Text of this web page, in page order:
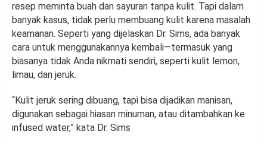
resep meminta buah dan sayuran tanpa kulit. Tapi dalam
banyak kasus, tidak perlu membuang kulit karena masalah
keamanan. Seperti yang dijelaskan Dr. Sims, ada banyak
cara untuk menggunakannya kembali—termasuk yang
biasanya tidak Anda nikmati sendiri, seperti kulit lemon,
limau, dan jeruk.
“Kulit jeruk sering dibuang, tapi bisa dijadikan manisan,
digunakan sebagai hiasan minuman, atau ditambahkan ke
infused water,” kata Dr. Sims